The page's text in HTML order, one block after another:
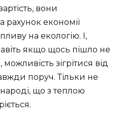
вони
рахунок економії
на екологію. І,
якщо щось пішло не
зігрітися від
поруч. Тільки не
що з теплою